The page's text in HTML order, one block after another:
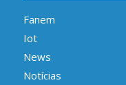
Fanem
Iot
News
Notícias